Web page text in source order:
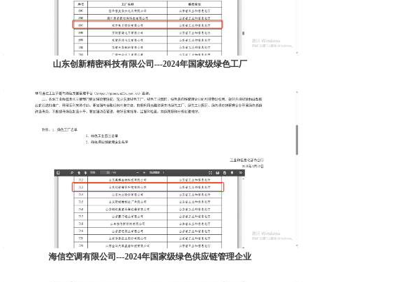
山东创新精密科技有限公司---2024年国家级绿色工厂
海信空调有限公司---2024年国家级绿色供应链管理企业